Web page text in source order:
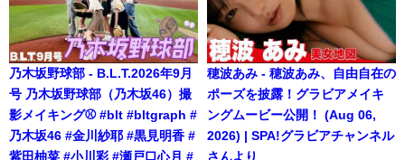
乃木坂野球部 - B.L.T.2026年9月
号 乃木坂野球部（乃木坂46）撮
影メイキング⚾️ #blt #bltgraph #
乃木坂46 #金川紗耶 #黒見明香 #
紫田柚菜 #小川彩 #瀬戸口心月 #
穂波あみ - 穂波あみ、自由自在の
ポーズを披露！グラビアメイキ
ングムービー公開！ (Aug 06,
2026) | SPA!グラビアチャンネル
さんより